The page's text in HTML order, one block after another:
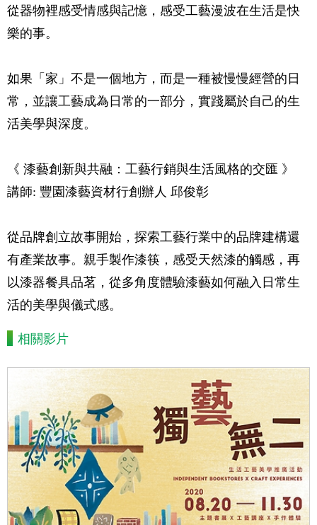
從器物裡感受情感與記憶，感受⼯藝漫波在⽣活是快
樂的事。
如果「家」不是一個地方，而是一種被慢慢經營的日
常，並讓工藝成為日常的一部分，實踐屬於自己的生
活美學與深度。
《 漆藝創新與共融：工藝行銷與生活風格的交匯 》
講師: 豐園漆藝資材行創辦人 邱俊彰
從品牌創立故事開始，探索工藝行業中的品牌建構還
有產業故事。親手製作漆筷，感受天然漆的觸感，再
以漆器餐具品茗，從多角度體驗漆藝如何融入日常生
活的美學與儀式感。
相關影片